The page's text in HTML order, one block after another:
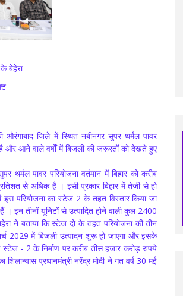
बेहेरा
औरंगाबाद जिले में स्थित नबीनगर सुपर थर्मल पावर
है और आने वाले वर्षों में बिजली की जरूरतों को देखते हुए
पावर परियोजना वर्तमान में बिहार को करीब
से अधिक है । इसी प्रकार बिहार में तेजी से हो
परियोजना का स्टेज 2 के तहत विस्तार किया जा
इन तीनों यूनिटों से उत्पादित होने वाली कुल 2400
ने बताया कि स्टेज दो के तहत परियोजना की तीन
2029 में बिजली उत्पादन शुरू हो जाएगा और इसके
स्टेज - 2 के निर्माण पर करीब तीस हजार करोड़ रुपये
प्रधानमंत्री नरेंद्र मोदी ने गत वर्ष 30 मई